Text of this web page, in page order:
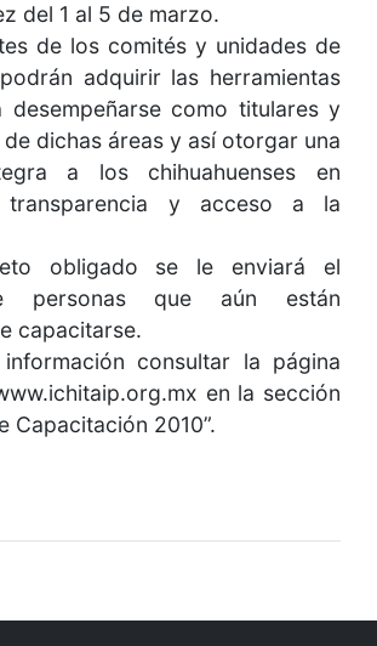
del 1 al 5 de marzo.
de los comités y unidades de
adquirir las herramientas
desempeñarse como titulares y
dichas áreas y así otorgar una
a los chihuahuenses en
transparencia y acceso a la
obligado se le enviará el
personas que aún están
capacitarse.
consultar la página
en la sección
Capacitación 2010”.